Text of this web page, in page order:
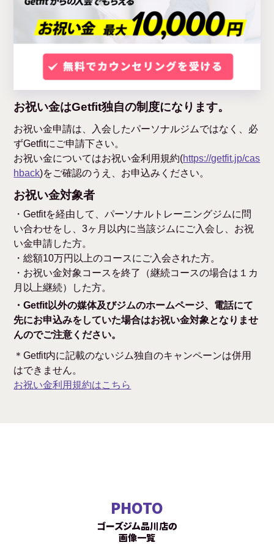
お祝い金はGetfit独自の制度になります。
お祝い金申請は、入会したパーソナルジムではなく、必
ずGetfitにご申請下さい。
お祝い金についてはお祝い金利用規約(https://getfit.jp/cas
hback)をご確認のうえ、お申込みください。
お祝い金対象者
・Getfitを経由して、パーソナルトレーニングジムに問
い合わせをし、3ヶ月以内に当該ジムにご入会し、お祝
い金申請した方。
・総額10万円以上のコースにご入会された方。
・お祝い金対象コースを終了（継続コースの場合は１カ
月以上継続）した方。
・Getfit以外の媒体及びジムのホームページ、電話にて
先にお申込みをしていた場合はお祝い金対象となりませ
んのでご注意ください。
＊Getfit内に記載のないジム独自のキャンペーンは併用
はできません。
お祝い金利用規約はこちら
PHOTO
ゴーズジム品川店の
画像一覧